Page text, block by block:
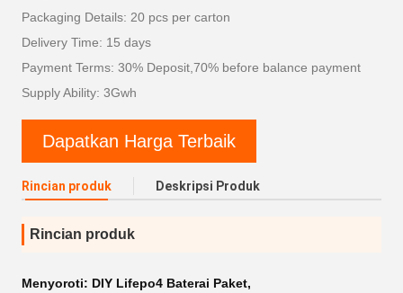
Packaging Details: 20 pcs per carton
Delivery Time: 15 days
Payment Terms: 30% Deposit,70% before balance payment
Supply Ability: 3Gwh
Dapatkan Harga Terbaik
Rincian produk Deskripsi Produk
Rincian produk
Menyoroti: DIY Lifepo4 Baterai Paket,